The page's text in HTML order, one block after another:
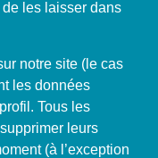
les laisser dans
notre site (le cas
les données
Tous les
leurs
(à l’exception